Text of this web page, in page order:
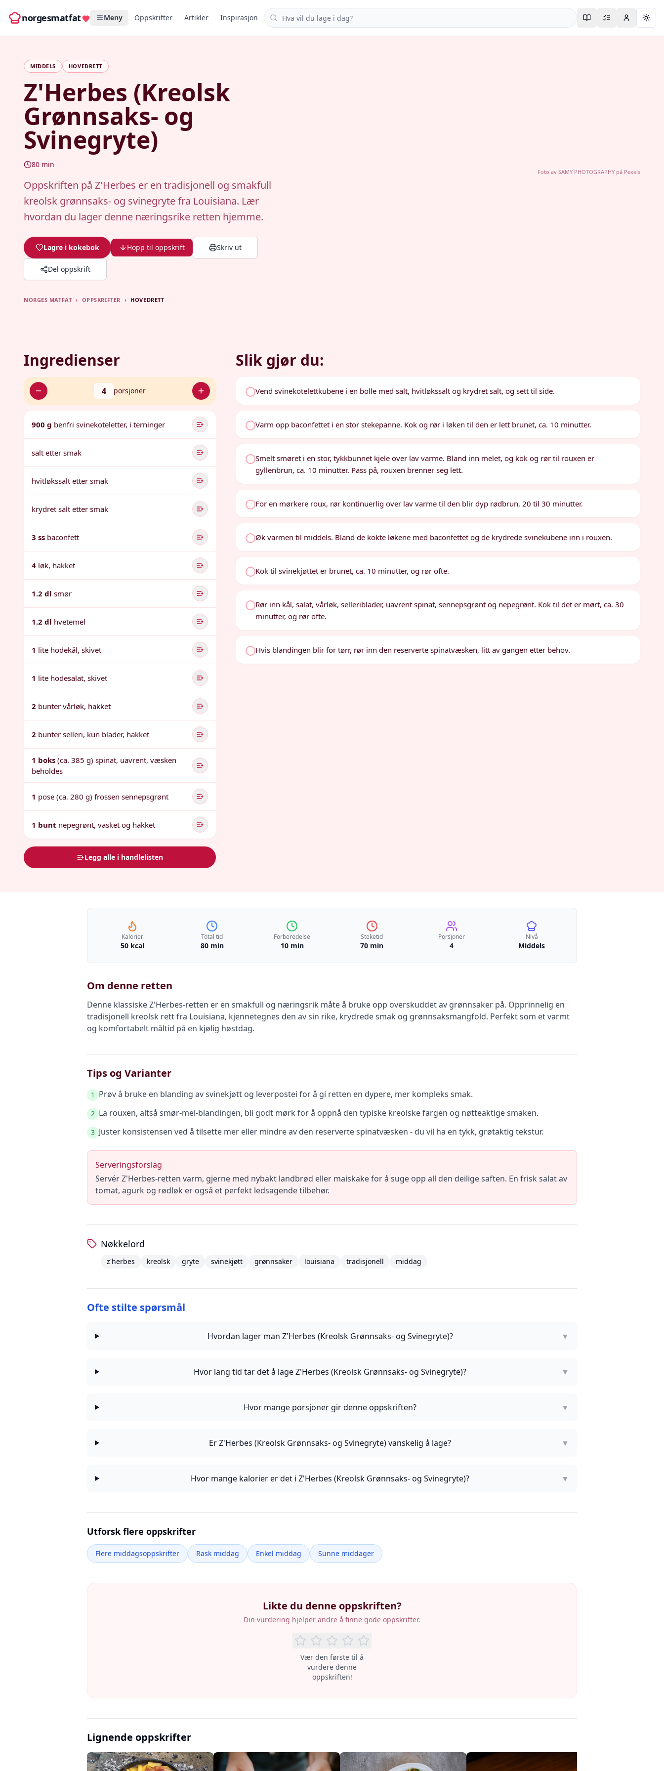
norgesmatfat Meny Oppskrifter Artikler Inspirasjon Søk i oppskrifter
MIDDELS HOVEDRETT
Z'Herbes (Kreolsk
Grønnsaks- og
Svinegryte)
80 min
Oppskriften på Z'Herbes er en tradisjonell og smakfull
kreolsk grønnsaks- og svinegryte fra Louisiana. Lær
hvordan du lager denne næringsrike retten hjemme.
Lagre i kokebok Hopp til oppskrift Skriv ut
Del oppskrift
Foto av SAMY PHOTOGRAPHYpå Pexels
NORGES MATFAT › OPPSKRIFTER › HOVEDRETT
Ingredienser
4 porsjoner
900 g benfri svinekoteletter, i terninger
salt etter smak
hvitløkssalt etter smak
krydret salt etter smak
3 ss baconfett
4 løk, hakket
1.2 dl smør
1.2 dl hvetemel
1 lite hodekål, skivet
1 lite hodesalat, skivet
2 bunter vårløk, hakket
2 bunter selleri, kun blader, hakket
1 boks (ca. 385 g) spinat, uavrent, væsken
beholdes
1 pose (ca. 280 g) frossen sennepsgrønt
1 bunt nepegrønt, vasket og hakket
Legg alle i handlelisten
Slik gjør du:
Vend svinekotelettkubene i en bolle med salt, hvitløkssalt og krydret salt, og sett til side.
Varm opp baconfettet i en stor stekepanne. Kok og rør i løken til den er lett brunet, ca. 10 minutter.
Smelt smøret i en stor, tykkbunnet kjele over lav varme. Bland inn melet, og kok og rør til rouxen er
gyllenbrun, ca. 10 minutter. Pass på, rouxen brenner seg lett.
For en mørkere roux, rør kontinuerlig over lav varme til den blir dyp rødbrun, 20 til 30 minutter.
Øk varmen til middels. Bland de kokte løkene med baconfettet og de krydrede svinekubene inn i rouxen.
Kok til svinekjøttet er brunet, ca. 10 minutter, og rør ofte.
Rør inn kål, salat, vårløk, selleriblader, uavrent spinat, sennepsgrønt og nepegrønt. Kok til det er mørt, ca. 30
minutter, og rør ofte.
Hvis blandingen blir for tørr, rør inn den reserverte spinatvæsken, litt av gangen etter behov.
Kalorier
50 kcal
Total tid
80 min
Forberedelse
10 min
Steketid
70 min
Porsjoner
4
Nivå
Middels
Om denne retten
Denne klassiske Z'Herbes-retten er en smakfull og næringsrik måte å bruke opp overskuddet av grønnsaker på. Opprinnelig en
tradisjonell kreolsk rett fra Louisiana, kjennetegnes den av sin rike, krydrede smak og grønnsaksmangfold. Perfekt som et varmt
og komfortabelt måltid på en kjølig høstdag.
Tips og Varianter
1 Prøv å bruke en blanding av svinekjøtt og leverpostei for å gi retten en dypere, mer kompleks smak.
2 La rouxen, altså smør-mel-blandingen, bli godt mørk for å oppnå den typiske kreolske fargen og nøtteaktige smaken.
3 Juster konsistensen ved å tilsette mer eller mindre av den reserverte spinatvæsken - du vil ha en tykk, grøtaktig tekstur.
Serveringsforslag
Servér Z'Herbes-retten varm, gjerne med nybakt landbrød eller maiskake for å suge opp all den deilige saften. En frisk salat av
tomat, agurk og rødløk er også et perfekt ledsagende tilbehør.
Nøkkelord
z'herbes kreolsk gryte svinekjøtt grønnsaker louisiana tradisjonell middag
Ofte stilte spørsmål
Hvordan lager man Z'Herbes (Kreolsk Grønnsaks- og Svinegryte)? ▼
Hvor lang tid tar det å lage Z'Herbes (Kreolsk Grønnsaks- og Svinegryte)? ▼
Hvor mange porsjoner gir denne oppskriften? ▼
Er Z'Herbes (Kreolsk Grønnsaks- og Svinegryte) vanskelig å lage? ▼
Hvor mange kalorier er det i Z'Herbes (Kreolsk Grønnsaks- og Svinegryte)? ▼
Utforsk flere oppskrifter
Flere middagsoppskrifter Rask middag Enkel middag Sunne middager
Likte du denne oppskriften?
Din vurdering hjelper andre å finne gode oppskrifter.
Vær den første til å
vurdere denne
oppskriften!
Lignende oppskrifter